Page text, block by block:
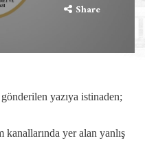
Share
yazıya istinaden;
kanallarında yer alan yanlış